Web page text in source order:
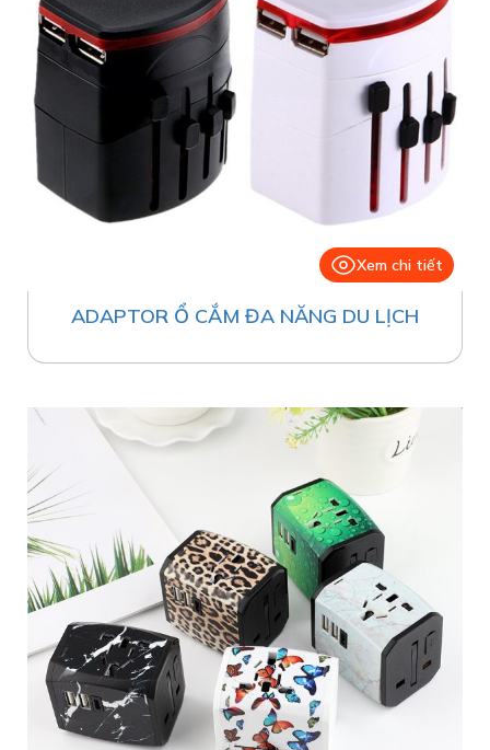
Xem chi tiết
ADAPTOR Ổ CẮM ĐA NĂNG DU LỊCH